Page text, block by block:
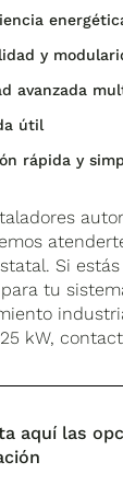
y
avanzada
útil
rápida y
Si
tu
kW,
aquí las